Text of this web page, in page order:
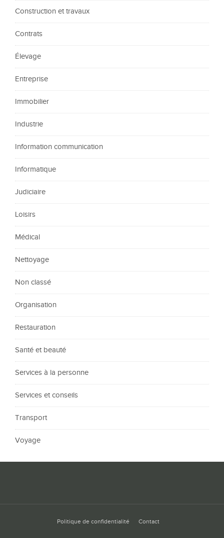
Construction et travaux
Contrats
Élevage
Entreprise
Immobilier
Industrie
Information communication
Informatique
Judiciaire
Loisirs
Médical
Nettoyage
Non classé
Organisation
Restauration
Santé et beauté
Services à la personne
Services et conseils
Transport
Voyage
Politique de confidentialité Contact